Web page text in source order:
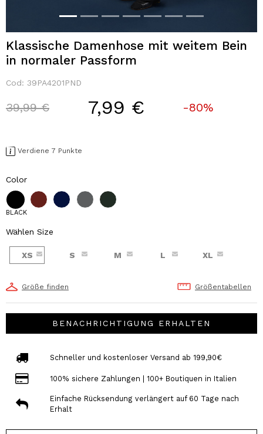
Klassische Damenhose mit weitem Bein
in normaler Passform
Cod: 39PA4201PND
Price reduced from
39,99 €to 7,99 € -80%
Verdiene 7 Punkte
Color
BLACK
Wählen Size
XS S M L XL
Größe finden Größentabellen
BENACHRICHTIGUNG ERHALTEN
Schneller und kostenloser Versand ab 199,90€
100% sichere Zahlungen | 100+ Boutiquen in Italien
Einfache Rücksendung verlängert auf 60 Tage nach
Erhalt